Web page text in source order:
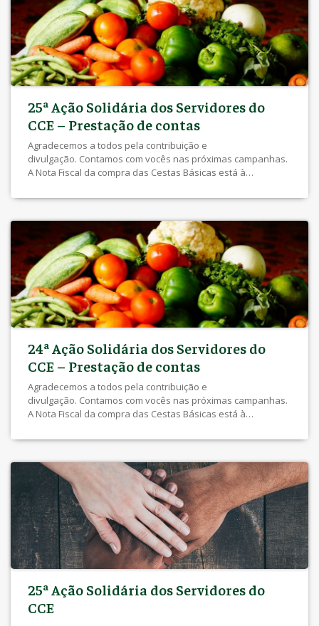
25ª Ação Solidária dos Servidores do
CCE – Prestação de contas
Agradecemos a todos pela contribuição e
divulgação. Contamos com vocês nas próximas campanhas.
A Nota Fiscal da compra das Cestas Básicas está à
dos Servidores do CCE – Comunidade Flores do Campo (08
24ª Ação Solidária dos Servidores do
CCE – Prestação de contas
Agradecemos a todos pela contribuição e
divulgação. Contamos com vocês nas próximas campanhas.
A Nota Fiscal da compra das Cestas Básicas está à
dos Servidores do CCE – Morro dos Macacos (10 de junho
25ª Ação Solidária dos Servidores do
CCE